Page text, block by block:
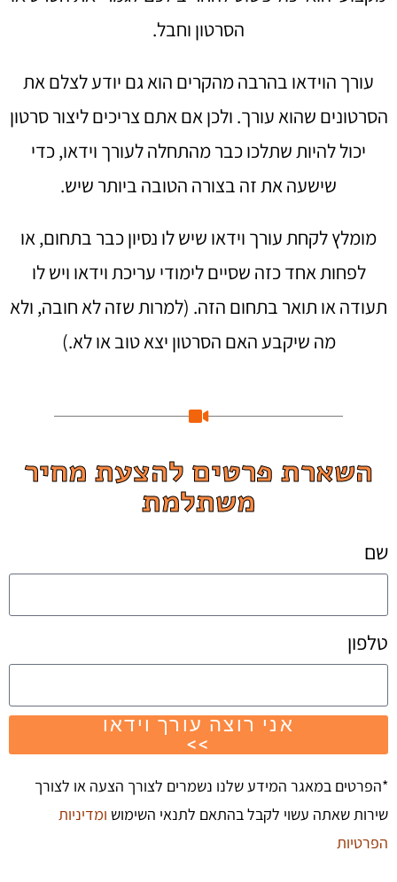
הסרטון וחבל.
עורך הוידאו בהרבה מהקרים הוא גם יודע לצלם את
הסרטונים שהוא עורך. ולכן אם אתם צריכים ליצור סרטון
יכול להיות שתלכו כבר מהתחלה לעורך וידאו, כדי
שישעה את זה בצורה הטובה ביותר שיש.
מומלץ לקחת עורך וידאו שיש לו נסיון כבר בתחום, או
לפחות אחד כזה שסיים לימודי עריכת וידאו ויש לו
תעודה או תואר בתחום הזה. (למרות שזה לא חובה, ולא
מה שיקבע האם הסרטון יצא טוב או לא.)
השארת פרטים להצעת מחיר
משתלמת
שם
טלפון
אני רוצה עורך וידאו
>>
*הפרטים במאגר המידע שלנו נשמרים לצורך הצעה או לצורך
שירות שאתה עשוי לקבל בהתאם לתנאי השימוש ומדיניות
הפרטיות